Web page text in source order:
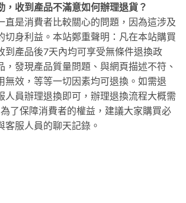
，收到產品不滿意如何辦理退貨？
直是消費者比較關心的問題，因為這涉及
切身利益。本站鄭重聲明：凡在本站購買
到產品後7天內均可享受無條件退換政
，發現產品質量問題、與網頁描述不符、
無效，等等一切因素均可退換。如需退
人員辦理退換即可，辦理退換流程大概需
了保障消費者的權益，建議大家購買必
客服人員的聊天記錄。